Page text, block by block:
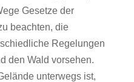
Gesetze der
beachten, die
Regelungen
den Wald vorsehen.
unterwegs ist,